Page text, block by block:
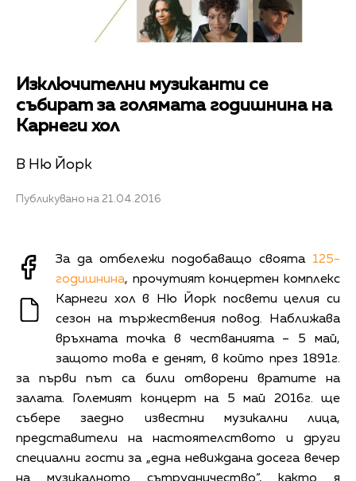
Изключителни музиканти се
събират за голямата годишнина на
Карнеги хол
В Ню Йорк
Публикувано на 21.04.2016
За да отбележи подобаващо своята 125-
годишнина, прочутият концертен комплекс
Карнеги хол в Ню Йорк посвети целия си
сезон на тържествения повод. Наближава
връхната точка в честванията – 5 май,
защото това е денят, в който през 1891г.
за първи път са били отворени вратите на
залата. Големият концерт на 5 май 2016г. ще
събере заедно известни музикални лица,
представители на настоятелството и други
специални гости за „една невиждана досега вечер
на музикалното сътрудничество“, както я